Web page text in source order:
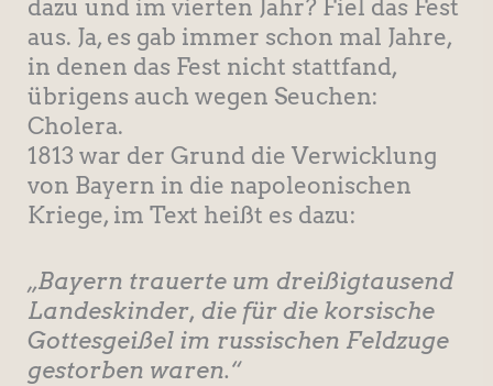
dazu und im vierten Jahr? Fiel das Fest
aus. Ja, es gab immer schon mal Jahre,
in denen das Fest nicht stattfand,
übrigens auch wegen Seuchen:
Cholera.
1813 war der Grund die Verwicklung
von Bayern in die napoleonischen
Kriege, im Text heißt es dazu:
„Bayern trauerte um dreißigtausend
Landeskinder, die für die korsische
Gottesgeißel im russischen Feldzuge
gestorben waren.“